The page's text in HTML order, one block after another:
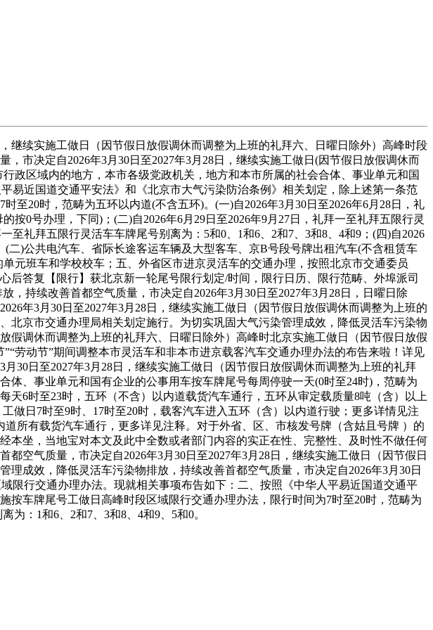
续实施工做日（因节假日放假调休而调整为上班的礼拜六、日曜日除外）高峰时段
市决定自2026年3月30日至2027年3月28日，继续实施工做日(因节假日放假调休而
政区域内的地方，本市各级党政机关，地方和本市所属的社会合体、事业单元和国
易近国道交通平安法》和《北京市大气污染防治条例》相关划定，除上述第一条范
20时，范畴为五环以内道(不含五环)。(一)自2026年3月30日至2026年6月28日，礼
0号办理，下同)；(二)自2026年6月29日至2026年9月27日，礼拜一至礼拜五限行灵
至礼拜五限行灵活车车牌尾号别离为：5和0、1和6、2和7、3和8、4和9；(四)自2026
二)公共电汽车、省际长途客运车辆及大型客车、京B号段号牌出租汽车(不含租赁车
元班车和学校校车；五、外省区市进京灵活车的交通办理，按照北京市交通委员
答复【限行】获北京新一轮尾号限行划定/时间，限行日历、限行范畴、外埠派司
持续改善首都空气质量，市决定自2026年3月30日至2027年3月28日，日曜日除
年3月30日至2027年3月28日，继续实施工做日（因节假日放假调休而调整为上班的
京市交通办理局相关划定施行。为切实巩固大气污染管理成效，降低灵活车污染物
假调休而调整为上班的礼拜六、日曜日除外）高峰时北京实施工做日（因节假日放假
劳动节”期间调整本市灵活车和非本市进京载客汽车交通办理办法的布告来啦！详见
30日至2027年3月28日，继续实施工做日（因节假日放假调休而调整为上班的礼拜
、事业单元和国有企业的公事用车按车牌尾号每周停驶一天(0时至24时)，范畴为
6时至23时，五环（不含）以内道载货汽车通行，五环从审定载质量8吨（含）以上
日7时至9时、17时至20时，载客汽车进入五环（含）以内道行驶；更多详情见注
所有载货汽车通行，更多详见注释。对于外省、区、市核发号牌（含姑且号牌 ）的
本坐，当地宝对本文及此中全数或者部门内容的实正在性、完整性、及时性不做任何
空气质量，市决定自2026年3月30日至2027年3月28日，继续实施工做日（因节假日
成效，降低灵活车污染物排放，持续改善首都空气质量，市决定自2026年3月30日
限行交通办理办法。现就相关事项布告如下：二、按照《中华人平易近国道交通平
车牌尾号工做日高峰时段区域限行交通办理办法，限行时间为7时至20时，范畴为
为：1和6、2和7、3和8、4和9、5和0。